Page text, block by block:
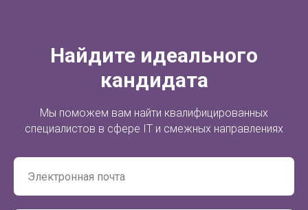
Найдите идеального
кандидата
Мы поможем вам найти квалифицированных
специалистов в сфере IT и смежных направлениях